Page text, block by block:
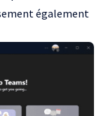
également